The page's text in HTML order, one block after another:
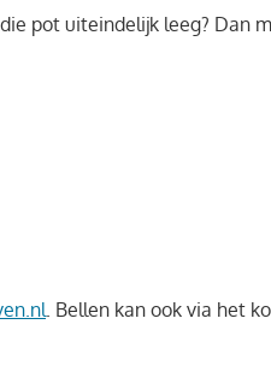
pot uiteindelijk leeg? Dan
. Bellen kan ook via het